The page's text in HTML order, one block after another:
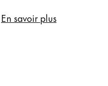
En savoir plus